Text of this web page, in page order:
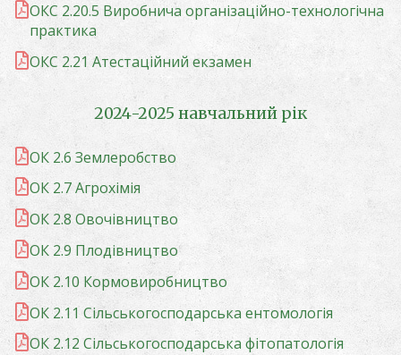
ОКС 2.20.5 Виробнича організаційно-технологічна
практика
ОКС 2.21 Атестаційний екзамен
2024-2025 навчальний рік
ОК 2.6 Землеробство
ОК 2.7 Агрохімія
ОК 2.8 Овочівництво
ОК 2.9 Плодівництво
ОК 2.10 Кормовиробництво
ОК 2.11 Сільськогосподарська ентомологія
ОК 2.12 Сільськогосподарська фітопатологія